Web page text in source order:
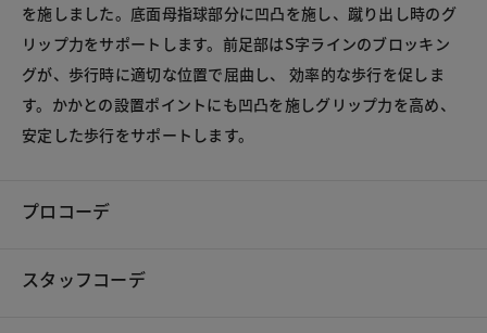
を施しました。底面母指球部分に凹凸を施し、蹴り出し時のグ
リップ力をサポートします。前足部はS字ラインのブロッキン
グが、歩行時に適切な位置で屈曲し、 効率的な歩行を促しま
す。かかとの設置ポイントにも凹凸を施しグリップ力を高め、
安定した歩行をサポートします。
プロコーデ
スタッフコーデ